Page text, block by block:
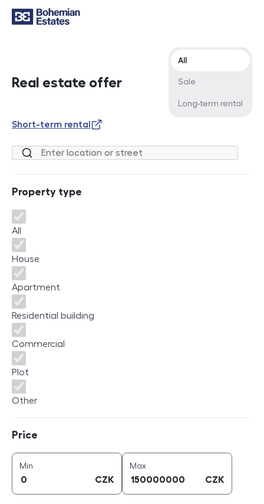
Real estate offer
Offer type
All
Sale
Long-term rental
Short-term rental
Location or street
Property type
Property type
All
House
Apartment
Residential building
Commercial
Plot
Other
Price
Min
CZK
Maxprice (
CZK